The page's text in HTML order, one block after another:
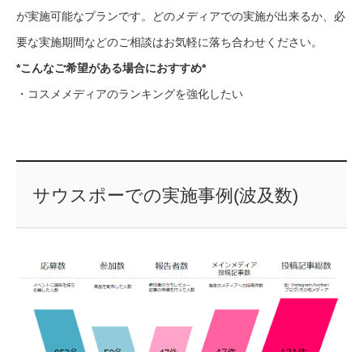
が実施可能なプランです。どのメディアでの実施が出来るか、必
要な実施期間などのご相談はお気軽に落ち合わせください。
*こんなご希望がある場合におすすめ*
・コスメメディアのランキングを強化したい
サウスポーでの実施事例(波及数)